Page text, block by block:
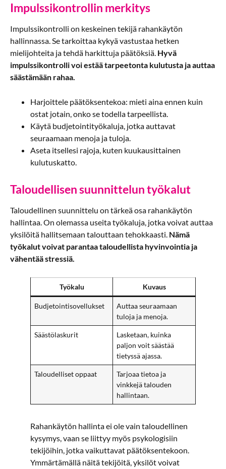
Impulssikontrollin merkitys
Impulssikontrolli on keskeinen tekijä rahankäytön
hallinnassa. Se tarkoittaa kykyä vastustaa hetken
mielijohteita ja tehdä harkittuja päätöksiä. Hyvä
impulssikontrolli voi estää tarpeetonta kulutusta ja auttaa
säästämään rahaa.
Harjoittele päätöksentekoa: mieti aina ennen kuin
ostat jotain, onko se todella tarpeellista.
Käytä budjetointityökaluja, jotka auttavat
seuraamaan menoja ja tuloja.
Aseta itsellesi rajoja, kuten kuukausittainen
kulutuskatto.
Taloudellisen suunnittelun työkalut
Taloudellinen suunnittelu on tärkeä osa rahankäytön
hallintaa. On olemassa useita työkaluja, jotka voivat auttaa
yksilöitä hallitsemaan talouttaan tehokkaasti. Nämä
työkalut voivat parantaa taloudellista hyvinvointia ja
vähentää stressiä.
Työkalu Kuvaus
Budjetointisovellukset
Auttaa seuraamaan
tuloja ja menoja.
Säästölaskurit
Lasketaan, kuinka
paljon voit säästää
tietyssä ajassa.
Taloudelliset oppaat
Tarjoaa tietoa ja
vinkkejä talouden
hallintaan.
Rahankäytön hallinta ei ole vain taloudellinen
kysymys, vaan se liittyy myös psykologisiin
tekijöihin, jotka vaikuttavat päätöksentekoon.
Ymmärtämällä näitä tekijöitä, yksilöt voivat